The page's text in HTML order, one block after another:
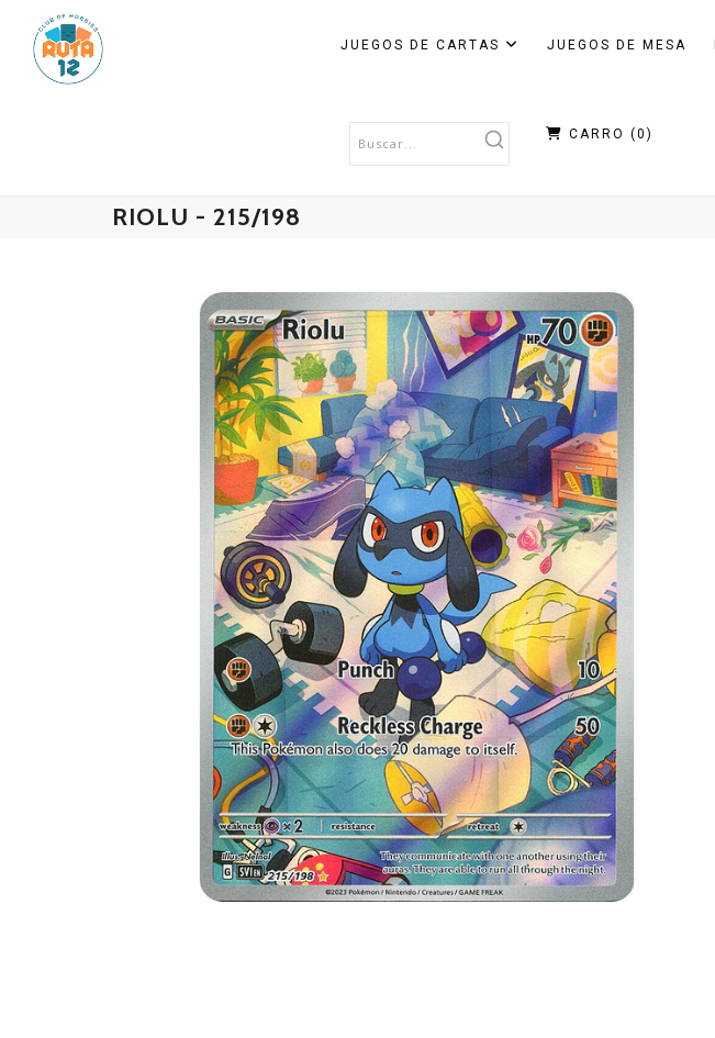
JUEGOS DE CARTAS JUEGOS DE MESA
CARRO (0 )
RIOLU - 215/198